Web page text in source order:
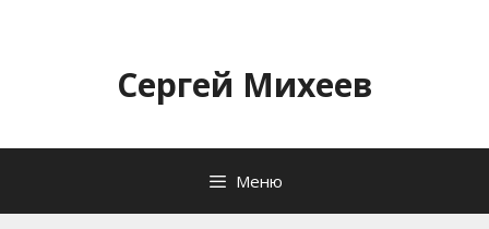
содержимомуСергей Михеев
Меню